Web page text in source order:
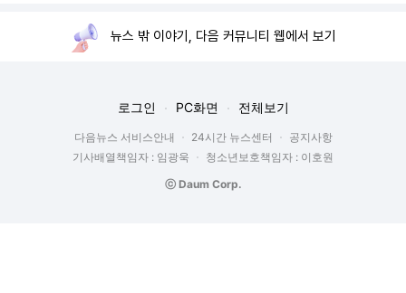
뉴스 밖 이야기, 다음 커뮤니티 웹에서 보기
로그인 PC화면 전체보기
다음뉴스 서비스안내 24시간 뉴스센터
공지사항
기사배열책임자 : 임광욱
청소년보호책임자 : 이호원
ⓒ Daum Corp.